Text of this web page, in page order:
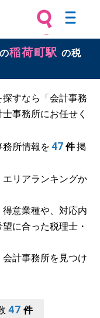
の稲荷町駅 の税
すなら「会計事務
事務所にお任せく
所情報を 47 件掲
リアランキングか
意業種や、対応内
に合った税理士・
計事務所を見つけ
47 件